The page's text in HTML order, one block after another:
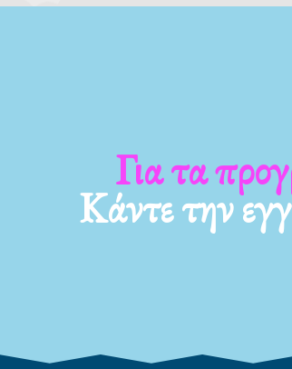
μαςΓια τα
Κάντε την